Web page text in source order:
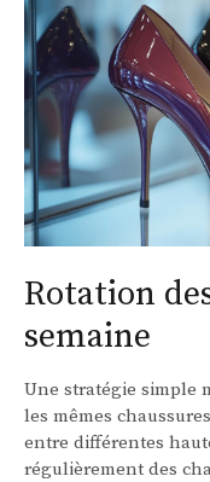
Rotation
semaine
Une stratégie simple
les mêmes
entre différentes
régulièrement des